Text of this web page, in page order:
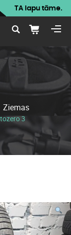
TA lapu tāme.
Ziemas
3